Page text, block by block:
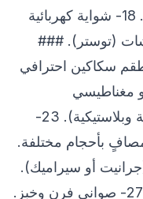
كهربائية. 17- مضرب بيض كهربائي. 18- شواية كهربائية
(توستر). ###
أدوات التحضير والطهي 20- طقم سكاكين احترافي
أو مغناطيسي
للسكاكين. 22- ألواح تقطيع (خشبية وبلاستيكية). 23-
للخلط والتتبيل. 24- مصافٍ بأحجام مختلفة.
أو سيراميك).
26- طقم مقالي متنوع المقاسات. 27- صواني فرن وخبز.